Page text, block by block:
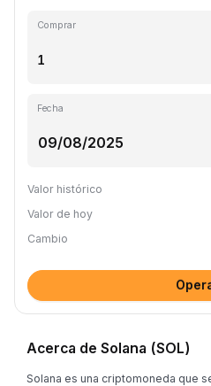
Comprar
Fecha
Valor histórico
Valor de hoy
Cambio
Acerca de Solana (SOL)
Solana es una criptomoneda que